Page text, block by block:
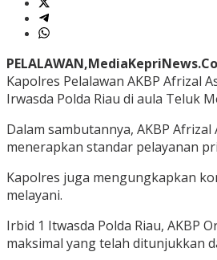
Kapolres Pelalawan AKBP Afrizal
Irwasda Polda Riau di aula Teluk
Dalam sambutannya, AKBP
menerapkan standar pelayanan
Kapolres juga mengungkapkan
melayani.
Irbid 1 Itwasda Polda Riau, AKBP
maksimal yang telah ditunjukkan